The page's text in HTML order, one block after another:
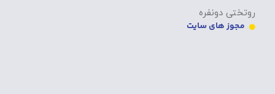
روتختی دونفره
مجوز های سایت